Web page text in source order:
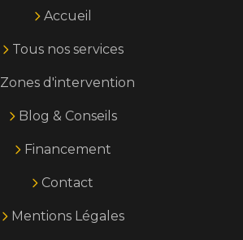
Accueil
Tous nos services
Zones d'intervention
Blog & Conseils
Financement
Contact
Mentions Légales